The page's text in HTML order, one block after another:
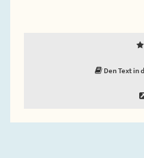
Den Text in